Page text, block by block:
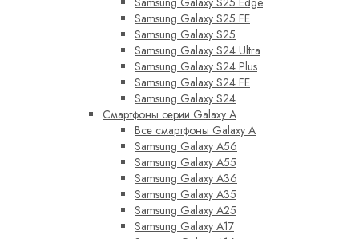
Samsung Galaxy S25 FE
Samsung Galaxy S25
Samsung Galaxy S24 Ultra
Samsung Galaxy S24 Plus
Samsung Galaxy S24 FE
Samsung Galaxy S24
Смартфоны серии Galaxy A
Все смартфоны Galaxy A
Samsung Galaxy A56
Samsung Galaxy A55
Samsung Galaxy A36
Samsung Galaxy A35
Samsung Galaxy A25
Samsung Galaxy A17